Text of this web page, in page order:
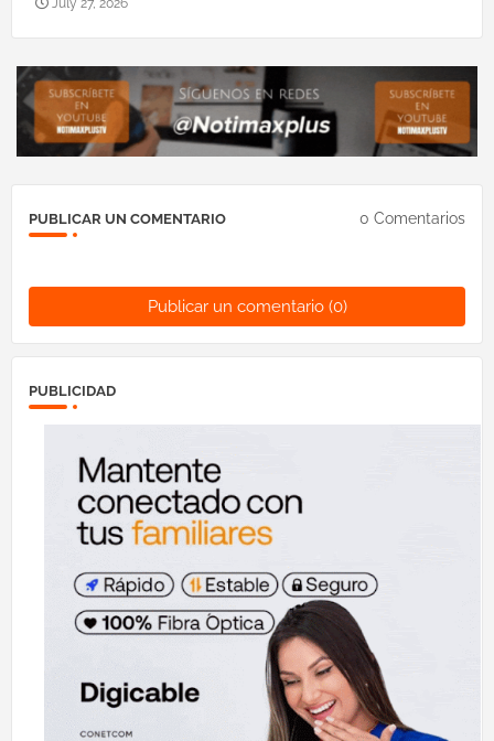
PUBLICAR UN COMENTARIO 0 Comentarios
Publicar un comentario (0)
PUBLICIDAD